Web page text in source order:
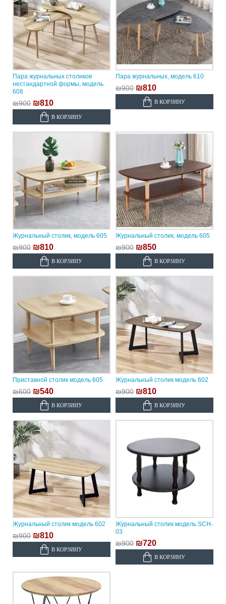
Пара журнальных столиков
нестандартной формы, модель
608
₪900 ₪810
В КОРЗИНУ
Пара журнальных, модель 610
₪900 ₪810
В КОРЗИНУ
Журнальный столик, модель 605
₪900 ₪810
В КОРЗИНУ
Журнальный столик, модель 605
₪900 ₪850
В КОРЗИНУ
Приставной столик модель 605
₪600 ₪540
В КОРЗИНУ
Журнальный столик модель 602
₪900 ₪810
В КОРЗИНУ
Журнальный столик модель 602
₪900 ₪810
В КОРЗИНУ
Журнальный столик модель SCH-
03
₪900 ₪720
В КОРЗИНУ